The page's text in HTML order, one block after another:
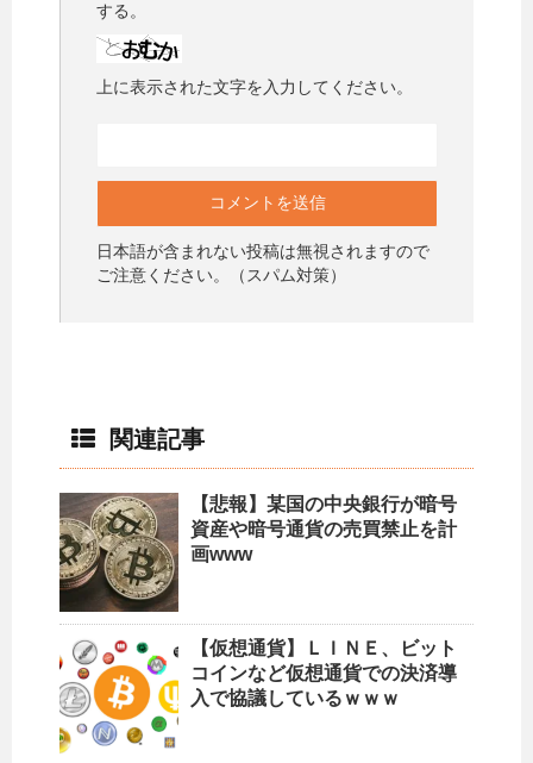
する。
上に表示された文字を入力してください。
日本語が含まれない投稿は無視されますので
ご注意ください。（スパム対策）
関連記事
【悲報】某国の中央銀行が暗号
資産や暗号通貨の売買禁止を計
画www
【仮想通貨】ＬＩＮＥ、ビット
コインなど仮想通貨での決済導
入で協議しているｗｗｗ